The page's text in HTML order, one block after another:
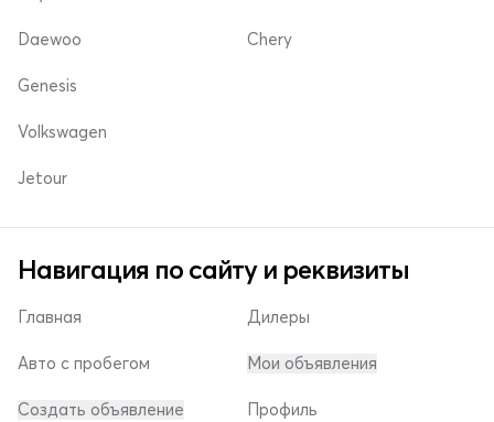
Daewoo Chery
Genesis
Volkswagen
Jetour
Навигация по сайту и реквизиты
Главная
Авто с пробегом
Создать объявление
Дилеры
Мои объявления
Профиль